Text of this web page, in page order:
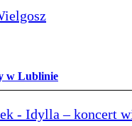
w Lublinie
- Idylla – koncert